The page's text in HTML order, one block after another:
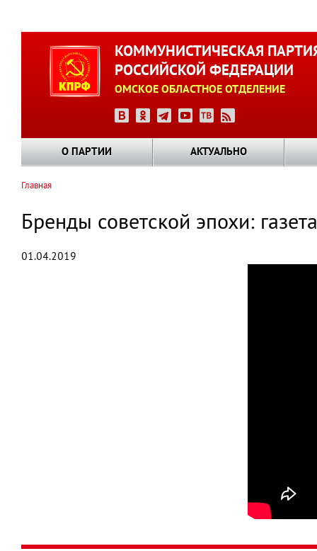
КОММУНИСТИЧЕСКАЯ
РОССИЙСКОЙ ФЕДЕРАЦИИ
ОМСКОЕ ОБЛАСТНОЕ ОТДЕЛЕНИЕ
О ПАРТИИ АКТУАЛЬНО
навигации
Главная
Бренды советской эпохи:
01.04.2019